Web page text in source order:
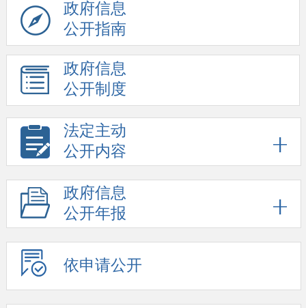
政府信息
公开指南
政府信息
公开制度
法定主动
公开内容
政府信息
公开年报
依申请公开